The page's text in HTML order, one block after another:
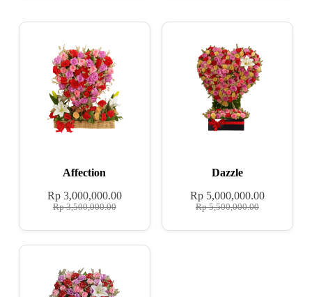
Affection
Rp3,500,000.00
Rp3,000,000.00
Dazzle
Rp5,500,000.00
Rp 5,000,000.00